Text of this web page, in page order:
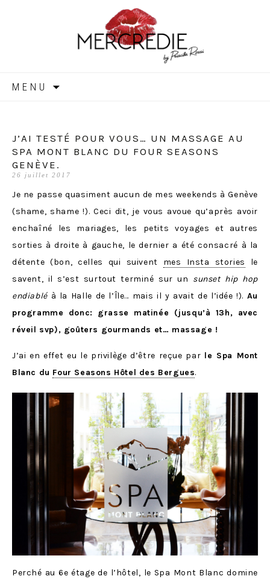
MERCREDIE
MENU
J’AI TESTÉ POUR VOUS… UN MASSAGE AU
SPA MONT BLANC DU FOUR SEASONS
GENÈVE.
26 juillet 2017
Je ne passe quasiment aucun de mes weekends à Genève
(shame, shame !). Ceci dit, je vous avoue qu’après avoir
enchaîné les mariages, les petits voyages et autres
sorties à droite à gauche, le dernier a été consacré à la
détente (bon, celles qui suivent mes Insta stories
le
savent, il s’est surtout terminé sur un sunset hip hop
endiabléà la Halle de l’Île… mais il y avait de l’idée !). Au
programme donc: grasse matinée (jusqu’à 13h, avec
réveil svp), goûters gourmands et… massage !
J’ai en effet eu le privilège d’être reçue par le Spa Mont
Blanc du Four Seasons Hôtel des Bergues.
Perché au 6e étage de l’hôtel, le Spa Mont Blanc domine